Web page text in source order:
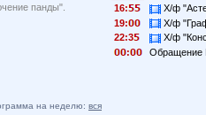
панды".
16:
Х/ф
19:
Х/ф
22:3
Х/ф
:
Обращение
на неделю: вся